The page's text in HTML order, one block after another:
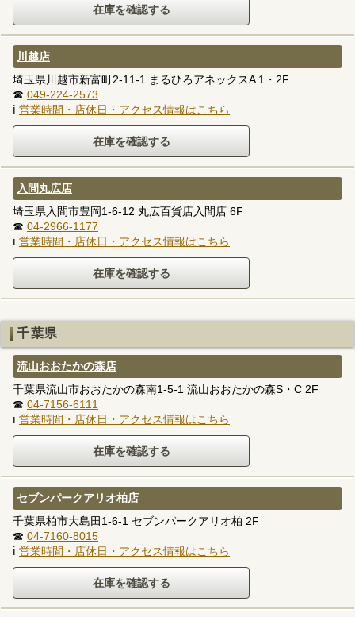
川越店
埼玉県川越市新富町2-11-1 まるひろアネックスA 1・2F
☎ 049-224-2573
ℹ 営業時間・店休日・アクセス情報はこちら
入間丸広店
埼玉県入間市豊岡1-6-12 丸広百貨店入間店 6F
☎ 04-2966-1177
ℹ 営業時間・店休日・アクセス情報はこちら
千葉県
流山おおたかの森店
千葉県流山市おおたかの森南1-5-1 流山おおたかの森S・C 2F
☎ 04-7156-6111
ℹ 営業時間・店休日・アクセス情報はこちら
セブンパークアリオ柏店
千葉県柏市大島田1-6-1 セブンパークアリオ柏 2F
☎ 04-7160-8015
ℹ 営業時間・店休日・アクセス情報はこちら